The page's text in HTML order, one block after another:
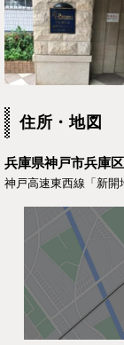
住所・地図
兵庫県神戸市兵庫
神戸高速東西線「新